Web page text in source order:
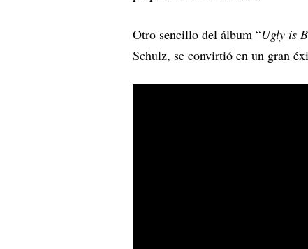
Otro sencillo del álbum “Ugly is
Schulz, se convirtió en un gran